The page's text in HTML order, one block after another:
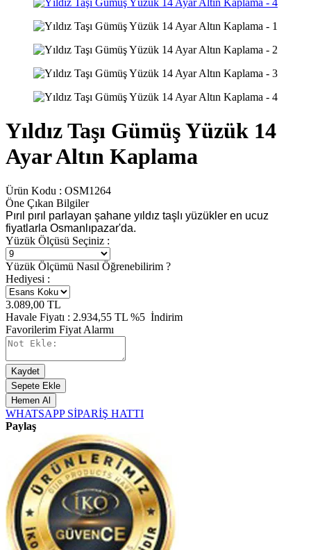
Yıldız Taşı Gümüş Yüzük 14
Ayar Altın Kaplama
Ürün Kodu : OSM1264
Öne Çıkan Bilgiler
Pırıl pırıl parlayan şahane yıldız taşlı yüzükler en ucuz
fiyatlarla Osmanlıpazar'da.
Yüzük Ölçüsü Seçiniz :
Yüzük Ölçümü Nasıl Öğrenebilirim ?
Hediyesi :
3.089,00 TL
Havale Fiyatı : 2.934,55 TL %5 İndirim
Favorilerim Fiyat Alarmı
Kaydet
Sepete Ekle
Hemen Al
WHATSAPP SİPARİŞ HATTI
Paylaş